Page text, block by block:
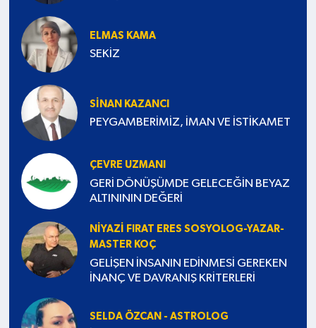
ELMAS KAMA
SEKİZ
SINAN KAZANCI
PEYGAMBERİMİZ, İMAN VE İSTİKAMET
ÇEVRE UZMANI
GERİ DÖNÜŞÜMDE GELECEĞİN BEYAZ
ALTINININ DEĞERİ
NIYAZI FIRAT ERES SOSYOLOG-YAZAR-
MASTER KOÇ
GELİŞEN İNSANIN EDİNMESİ GEREKEN
İNANÇ VE DAVRANIŞ KRİTERLERİ
SELDA ÖZCAN - ASTROLOG